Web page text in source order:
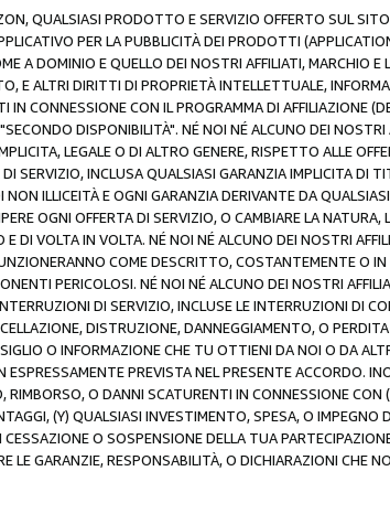
QUALSIASI PRODOTTO E SERVIZIO OFFERTO SUL
PER LA PUBBLICITÀ DEI PRODOTTI
A DOMINIO E QUELLO DEI NOSTRI AFFILIATI, MARCHIO
E ALTRI DIRITTI DI PROPRIETÀ INTELLETTUALE,
IN CONNESSIONE CON IL PROGRAMMA DI AFFILIAZIONE
DISPONIBILITÀ". NÉ NOI NÉ ALCUNO DEI
LEGALE O DI ALTRO GENERE, RISPETTO ALLE
SERVIZIO, INCLUSA QUALSIASI GARANZIA IMPLICITA DI
ILLICEITÀ E OGNI GARANZIA DERIVANTE DA
OGNI OFFERTA DI SERVIZIO, O CAMBIARE LA
DI VOLTA IN VOLTA. NÉ NOI NÉ ALCUNO DEI NOSTRI
COME DESCRITTO, COSTANTEMENTE O
PERICOLOSI. NÉ NOI NÉ ALCUNO DEI NOSTRI
DI SERVIZIO, INCLUSE LE INTERRUZIONI DI
DISTRUZIONE, DANNEGGIAMENTO, O
O INFORMAZIONE CHE TU OTTIENI DA NOI O DA
PREVISTA NEL PRESENTE ACCORDO.
RIMBORSO, O DANNI SCATURENTI IN CONNESSIONE
(Y) QUALSIASI INVESTIMENTO, SPESA, O
O SOSPENSIONE DELLA TUA
LE GARANZIE, RESPONSABILITÀ, O DICHIARAZIONI CHE